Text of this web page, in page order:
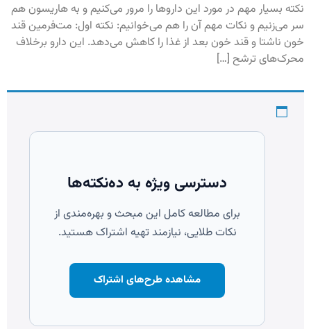
نکته بسیار مهم در مورد این داروها را مرور می‌کنیم و به هاریسون هم
سر می‌زنیم و نکات مهم آن را هم می‌خوانیم: نکته اول: مت‌فرمین قند
خون ناشتا و قند خون بعد از غذا را کاهش می‌دهد. این دارو برخلاف
محرک‌های ترشح […]
دسترسی ویژه به ده‌نکته‌ها
برای مطالعه کامل این مبحث و بهره‌مندی از
نکات طلایی، نیازمند تهیه اشتراک هستید.
مشاهده طرح‌های اشتراک